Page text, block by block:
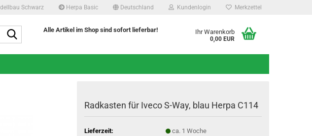
Schwarz Herpa Basic Deutschland Kundenlogin Merkzettel
Alle Artikel im Shop sind sofort lieferbar! Ihr Warenkorb
0,00 EUR
Radkasten für Iveco S-Way, blau Herpa C114
Lieferzeit: ca. 1 Woche